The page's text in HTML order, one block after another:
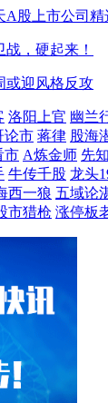
A股上市公司精
，硬起来！
或迎风格反攻
洛阳上官 幽兰
论市 蒋律 股海
市 A炼金师 先
牛传千股 龙头
西一狼 五域论
市猎枪 涨停板